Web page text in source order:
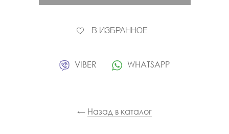
В ИЗБРАННОЕ
VIBER WHATSAPP
← Назад в каталог